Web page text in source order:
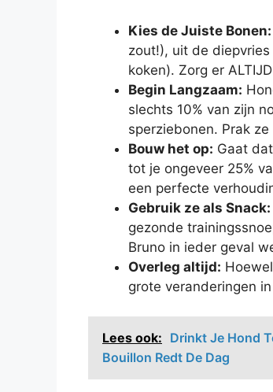
Kies de Juiste Bonen:
zout!), uit de
koken). Zorg er
Begin Langzaam:
slechts 10% van zijn
sperziebonen. Prak
Bouw het op: Gaat
tot je ongeveer 25%
een perfecte
Gebruik ze als Snack:
gezonde
Bruno in ieder geval
Overleg altijd:
grote veranderingen
Lees ook: Drinkt Je Hond
Bouillon Redt De Dag